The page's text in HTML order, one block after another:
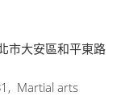
市大安區和平東路
Martial arts